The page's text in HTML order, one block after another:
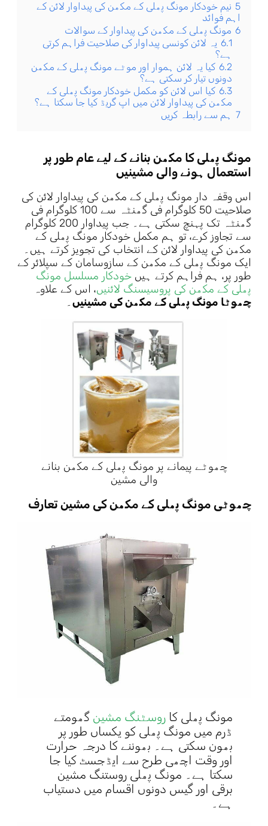
5 نیم خودکار مونگ پھلی کے مکھن کی پیداوار لائن کے
اہم فوائد
6 مونگ پھلی کے مکھن کی پیداوار کے سوالات
6.1 یہ لائن کونسی پیداوار کی صلاحیت فراہم کرتی
ہے؟
6.2 کیا یہ لائن ہموار اور موٹے مونگ پھلی کے مکھن
دونوں تیار کر سکتی ہے؟
6.3 کیا اس لائن کو مکمل خودکار مونگ پھلی کے
مکھن کی پیداوار لائن میں اپ گریڈ کیا جا سکتا ہے؟
7 ہم سے رابطہ کریں
مونگ پھلی کا مکھن بنانے کے لیے عام طور پر
استعمال ہونے والی مشینیں
اس وقفہ دار مونگ پھلی کے مکھن کی پیداوار لائن کی
صلاحیت 50 کلوگرام فی گھنٹہ سے 100 کلوگرام فی
گھنٹہ تک پہنچ سکتی ہے۔ جب پیداوار 200 کلوگرام
سے تجاوز کرے، تو ہم مکمل خودکار مونگ پھلی کے
مکھن کی پیداوار لائن کے انتخاب کی تجویز کرتے ہیں۔
ایک مونگ پھلی کے مکھن کے سازوسامان کے سپلائر کے
طور پر، ہم فراہم کرتے ہیں خودکار مسلسل مونگ
پھلی کے مکھن کی پروسیسنگ لائنیں، اس کے علاوہ
چھوٹا مونگ پھلی کے مکھن کی مشینیں۔
چھوٹے پیمانے پر مونگ پھلی کے مکھن بنانے
والی مشین
چھوٹی مونگ پھلی کے مکھن کی مشین تعارف
مونگ پھلی کاروسٹنگ مشین گھومتے
ڈرم میں مونگ پھلی کو یکساں طور پر
بھون سکتی ہے۔ بھوننے کا درجہ حرارت
اور وقت اچھی طرح سے ایڈجسٹ کیا جا
سکتا ہے۔ مونگ پھلی روستنگ مشین
برقی اور گیس دونوں اقسام میں دستیاب
ہے۔